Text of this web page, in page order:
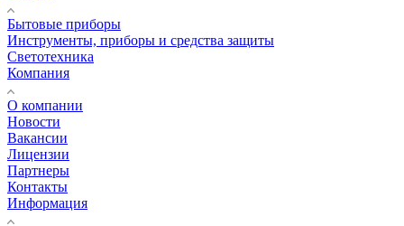
Бытовые приборы
Инструменты, приборы и средства защиты
Светотехника
Компания
О компании
Новости
Вакансии
Лицензии
Партнеры
Контакты
Информация